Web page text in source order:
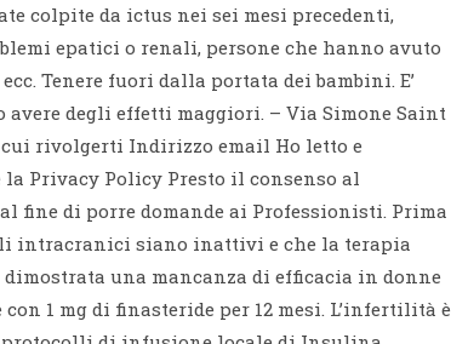
colpite da ictus nei sei mesi precedenti,
epatici o renali, persone che hanno avuto
Tenere fuori dalla portata dei bambini. E’
degli effetti maggiori. – Via Simone Saint
cui rivolgerti Indirizzo email Ho letto e
Privacy Policy Presto il consenso al
fine di porre domande ai Professionisti. Prima
intracranici siano inattivi e che la terapia
una mancanza di efficacia in donne
1 mg di finasteride per 12 mesi. L’infertilità è